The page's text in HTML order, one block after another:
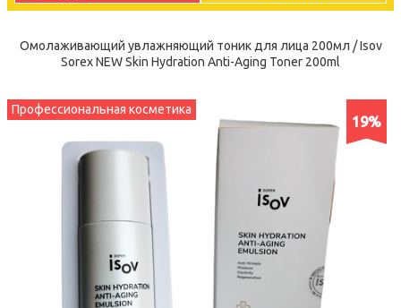
Омолаживающий увлажняющий тоник для лица 200мл / Isov
Sorex NEW Skin Hydration Anti-Aging Toner 200ml
19%
Профессиональная косметика